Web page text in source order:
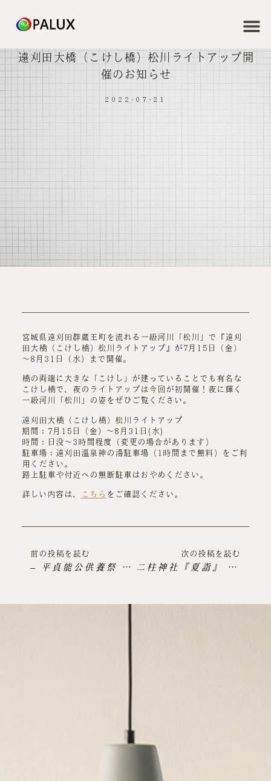
遠刈田大橋（こけし橋）松川ライトアップ開
催のお知らせ
2022-07-21
宮城県遠刈田群蔵王町を流れる一級河川「松川」で『遠刈
田大橋（こけし橋）松川ライトアップ』が7月15日（金）
～8月31日（水）まで開催。
橋の両端に大きな「こけし」が建っていることでも有名な
こけし橋で、夜のライトアップは今回が初開催！夜に輝く
一級河川「松川」の姿をぜひご覧ください。
遠刈田大橋（こけし橋）松川ライトアップ
期間：7月15日（金）～8月31日(水)
時間：日没～3時間程度（変更の場合があります）
駐車場：遠刈田温泉神の湯駐車場（1時間まで無料）をご利
用ください。
路上駐車や付近への無断駐車はおやめください。
詳しい内容は、 こちら をご確認ください。
前の投稿を読む
– 平貞能公供養祭 世界平和を祈って –五重塔ブルーライト
次の投稿を読む
二柱神社『夏詣』 開催中のお知らせ